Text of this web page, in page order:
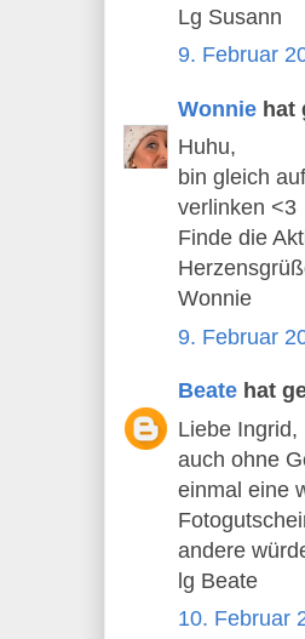
Lg Susann
9. Februar
Wonnie hat
Huhu,
bin gleich
verlinken <3
Finde die
Wonnie
9. Februar
Beate hat
Liebe Ingrid,
auch ohne
einmal eine
andere
lg Beate
10. Februar